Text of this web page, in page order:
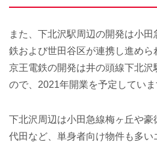
また、下北沢駅周辺の開発は小
鉄および世田谷区が連携し進めら
京王電鉄の開発は井の頭線下北沢
ので、2021年開業を予定していま
下北沢周辺は小田急線梅ヶ丘や
代田など、単身者向け物件も多い